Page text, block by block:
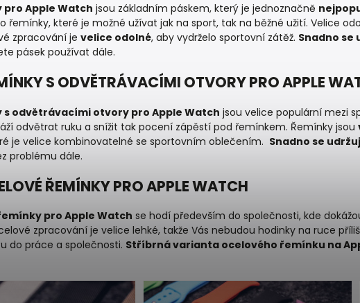
Apple Watch jsou základním páskem, který je jednoznačně
řemínky, které je možné užívat jak na sport, tak na běžné užití. Velice
zpracování je velice odolné, aby vydrželo sportovní zátěž. Snadno se
pásek používat dále.
S ODVĚTRÁVACÍMI OTVORY PRO APPLE
s odvětrávacími otvory pro Apple Watch jsou velice populární mezi
odvětrat ruku a snížit tak pocení zápěstí pod řemínkem. Řemínky jsou
je velice kombinovatelné se sportovním oblečením. Snadno se
problému dále.
ŘEMÍNKY PRO APPLE WATCH
pro Apple Watch se hodí především do společnosti, kde
zpracování je velice lehké, takže Vás nebudou hodinky na ruce
do práce a společnosti. Stříbrná varianta ocelového řemínku na